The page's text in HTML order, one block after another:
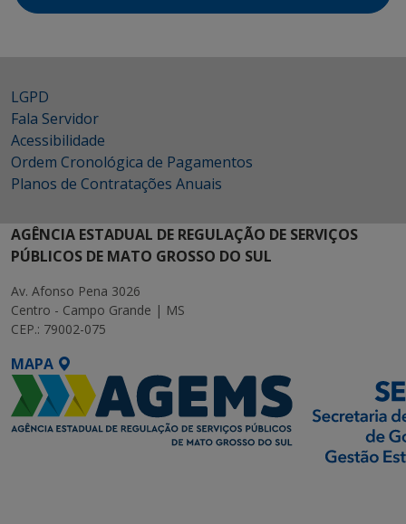
LGPD
Fala Servidor
Acessibilidade
Ordem Cronológica de Pagamentos
Planos de Contratações Anuais
AGÊNCIA ESTADUAL DE REGULAÇÃO DE SERVIÇOS
PÚBLICOS DE MATO GROSSO DO SUL
Av. Afonso Pena 3026
Centro - Campo Grande | MS
CEP.: 79002-075
MAPA